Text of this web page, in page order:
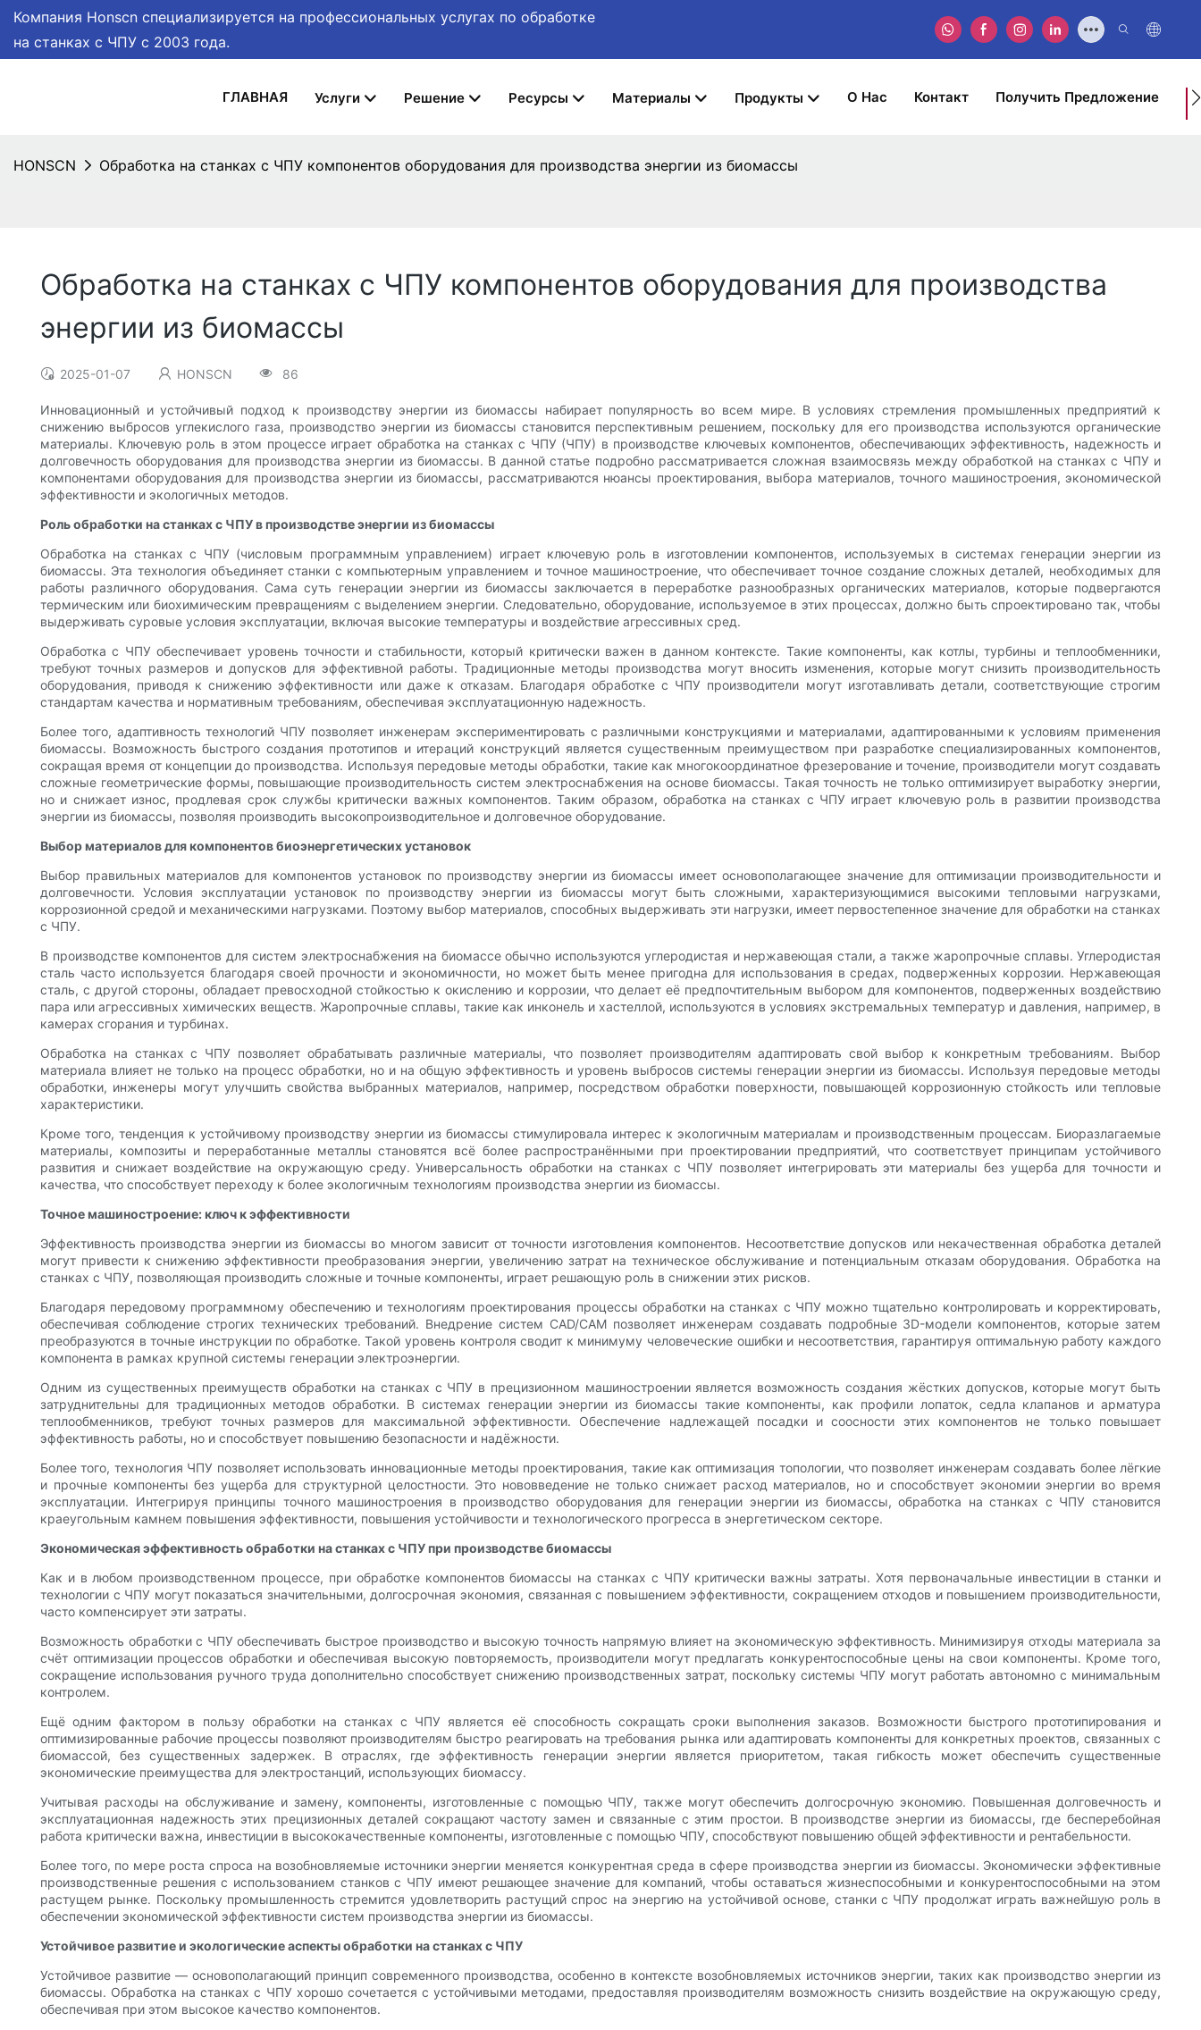
Компания Honscn специализируется на профессиональных услугах по обработке
на станках с ЧПУ с 2003 года.
ГЛАВНАЯ Услуги Решение Ресурсы Материалы Продукты О Нас Контакт Получить Предложение
HONSCN Обработка на станках с ЧПУ компонентов оборудования для производства энергии из биомассы
Обработка на станках с ЧПУ компонентов оборудования для производства
энергии из биомассы
2025-01-07 HONSCN 86
Инновационный и устойчивый подход к производству энергии из биомассы набирает популярность во всем мире. В условиях стремления промышленных предприятий к
снижению выбросов углекислого газа, производство энергии из биомассы становится перспективным решением, поскольку для его производства используются органические
материалы. Ключевую роль в этом процессе играет обработка на станках с ЧПУ (ЧПУ) в производстве ключевых компонентов, обеспечивающих эффективность, надежность и
долговечность оборудования для производства энергии из биомассы. В данной статье подробно рассматривается сложная взаимосвязь между обработкой на станках с ЧПУ и
компонентами оборудования для производства энергии из биомассы, рассматриваются нюансы проектирования, выбора материалов, точного машиностроения, экономической
эффективности и экологичных методов.
Роль обработки на станках с ЧПУ в производстве энергии из биомассы
Обработка на станках с ЧПУ (числовым программным управлением) играет ключевую роль в изготовлении компонентов, используемых в системах генерации энергии из
биомассы. Эта технология объединяет станки с компьютерным управлением и точное машиностроение, что обеспечивает точное создание сложных деталей, необходимых для
работы различного оборудования. Сама суть генерации энергии из биомассы заключается в переработке разнообразных органических материалов, которые подвергаются
термическим или биохимическим превращениям с выделением энергии. Следовательно, оборудование, используемое в этих процессах, должно быть спроектировано так, чтобы
выдерживать суровые условия эксплуатации, включая высокие температуры и воздействие агрессивных сред.
Обработка с ЧПУ обеспечивает уровень точности и стабильности, который критически важен в данном контексте. Такие компоненты, как котлы, турбины и теплообменники,
требуют точных размеров и допусков для эффективной работы. Традиционные методы производства могут вносить изменения, которые могут снизить производительность
оборудования, приводя к снижению эффективности или даже к отказам. Благодаря обработке с ЧПУ производители могут изготавливать детали, соответствующие строгим
стандартам качества и нормативным требованиям, обеспечивая эксплуатационную надежность.
Более того, адаптивность технологий ЧПУ позволяет инженерам экспериментировать с различными конструкциями и материалами, адаптированными к условиям применения
биомассы. Возможность быстрого создания прототипов и итераций конструкций является существенным преимуществом при разработке специализированных компонентов,
сокращая время от концепции до производства. Используя передовые методы обработки, такие как многокоординатное фрезерование и точение, производители могут создавать
сложные геометрические формы, повышающие производительность систем электроснабжения на основе биомассы. Такая точность не только оптимизирует выработку энергии,
но и снижает износ, продлевая срок службы критически важных компонентов. Таким образом, обработка на станках с ЧПУ играет ключевую роль в развитии производства
энергии из биомассы, позволяя производить высокопроизводительное и долговечное оборудование.
Выбор материалов для компонентов биоэнергетических установок
Выбор правильных материалов для компонентов установок по производству энергии из биомассы имеет основополагающее значение для оптимизации производительности и
долговечности. Условия эксплуатации установок по производству энергии из биомассы могут быть сложными, характеризующимися высокими тепловыми нагрузками,
коррозионной средой и механическими нагрузками. Поэтому выбор материалов, способных выдерживать эти нагрузки, имеет первостепенное значение для обработки на станках
с ЧПУ.
В производстве компонентов для систем электроснабжения на биомассе обычно используются углеродистая и нержавеющая стали, а также жаропрочные сплавы. Углеродистая
сталь часто используется благодаря своей прочности и экономичности, но может быть менее пригодна для использования в средах, подверженных коррозии. Нержавеющая
сталь, с другой стороны, обладает превосходной стойкостью к окислению и коррозии, что делает её предпочтительным выбором для компонентов, подверженных воздействию
пара или агрессивных химических веществ. Жаропрочные сплавы, такие как инконель и хастеллой, используются в условиях экстремальных температур и давления, например, в
камерах сгорания и турбинах.
Обработка на станках с ЧПУ позволяет обрабатывать различные материалы, что позволяет производителям адаптировать свой выбор к конкретным требованиям. Выбор
материала влияет не только на процесс обработки, но и на общую эффективность и уровень выбросов системы генерации энергии из биомассы. Используя передовые методы
обработки, инженеры могут улучшить свойства выбранных материалов, например, посредством обработки поверхности, повышающей коррозионную стойкость или тепловые
характеристики.
Кроме того, тенденция к устойчивому производству энергии из биомассы стимулировала интерес к экологичным материалам и производственным процессам. Биоразлагаемые
материалы, композиты и переработанные металлы становятся всё более распространёнными при проектировании предприятий, что соответствует принципам устойчивого
развития и снижает воздействие на окружающую среду. Универсальность обработки на станках с ЧПУ позволяет интегрировать эти материалы без ущерба для точности и
качества, что способствует переходу к более экологичным технологиям производства энергии из биомассы.
Точное машиностроение: ключ к эффективности
Эффективность производства энергии из биомассы во многом зависит от точности изготовления компонентов. Несоответствие допусков или некачественная обработка деталей
могут привести к снижению эффективности преобразования энергии, увеличению затрат на техническое обслуживание и потенциальным отказам оборудования. Обработка на
станках с ЧПУ, позволяющая производить сложные и точные компоненты, играет решающую роль в снижении этих рисков.
Благодаря передовому программному обеспечению и технологиям проектирования процессы обработки на станках с ЧПУ можно тщательно контролировать и корректировать,
обеспечивая соблюдение строгих технических требований. Внедрение систем CAD/CAM позволяет инженерам создавать подробные 3D-модели компонентов, которые затем
преобразуются в точные инструкции по обработке. Такой уровень контроля сводит к минимуму человеческие ошибки и несоответствия, гарантируя оптимальную работу каждого
компонента в рамках крупной системы генерации электроэнергии.
Одним из существенных преимуществ обработки на станках с ЧПУ в прецизионном машиностроении является возможность создания жёстких допусков, которые могут быть
затруднительны для традиционных методов обработки. В системах генерации энергии из биомассы такие компоненты, как профили лопаток, седла клапанов и арматура
теплообменников, требуют точных размеров для максимальной эффективности. Обеспечение надлежащей посадки и соосности этих компонентов не только повышает
эффективность работы, но и способствует повышению безопасности и надёжности.
Более того, технология ЧПУ позволяет использовать инновационные методы проектирования, такие как оптимизация топологии, что позволяет инженерам создавать более лёгкие
и прочные компоненты без ущерба для структурной целостности. Это нововведение не только снижает расход материалов, но и способствует экономии энергии во время
эксплуатации. Интегрируя принципы точного машиностроения в производство оборудования для генерации энергии из биомассы, обработка на станках с ЧПУ становится
краеугольным камнем повышения эффективности, повышения устойчивости и технологического прогресса в энергетическом секторе.
Экономическая эффективность обработки на станках с ЧПУ при производстве биомассы
Как и в любом производственном процессе, при обработке компонентов биомассы на станках с ЧПУ критически важны затраты. Хотя первоначальные инвестиции в станки и
технологии с ЧПУ могут показаться значительными, долгосрочная экономия, связанная с повышением эффективности, сокращением отходов и повышением производительности,
часто компенсирует эти затраты.
Возможность обработки с ЧПУ обеспечивать быстрое производство и высокую точность напрямую влияет на экономическую эффективность. Минимизируя отходы материала за
счёт оптимизации процессов обработки и обеспечивая высокую повторяемость, производители могут предлагать конкурентоспособные цены на свои компоненты. Кроме того,
сокращение использования ручного труда дополнительно способствует снижению производственных затрат, поскольку системы ЧПУ могут работать автономно с минимальным
контролем.
Ещё одним фактором в пользу обработки на станках с ЧПУ является её способность сокращать сроки выполнения заказов. Возможности быстрого прототипирования и
оптимизированные рабочие процессы позволяют производителям быстро реагировать на требования рынка или адаптировать компоненты для конкретных проектов, связанных с
биомассой, без существенных задержек. В отраслях, где эффективность генерации энергии является приоритетом, такая гибкость может обеспечить существенные
экономические преимущества для электростанций, использующих биомассу.
Учитывая расходы на обслуживание и замену, компоненты, изготовленные с помощью ЧПУ, также могут обеспечить долгосрочную экономию. Повышенная долговечность и
эксплуатационная надежность этих прецизионных деталей сокращают частоту замен и связанные с этим простои. В производстве энергии из биомассы, где бесперебойная
работа критически важна, инвестиции в высококачественные компоненты, изготовленные с помощью ЧПУ, способствуют повышению общей эффективности и рентабельности.
Более того, по мере роста спроса на возобновляемые источники энергии меняется конкурентная среда в сфере производства энергии из биомассы. Экономически эффективные
производственные решения с использованием станков с ЧПУ имеют решающее значение для компаний, чтобы оставаться жизнеспособными и конкурентоспособными на этом
растущем рынке. Поскольку промышленность стремится удовлетворить растущий спрос на энергию на устойчивой основе, станки с ЧПУ продолжат играть важнейшую роль в
обеспечении экономической эффективности систем производства энергии из биомассы.
Устойчивое развитие и экологические аспекты обработки на станках с ЧПУ
Устойчивое развитие — основополагающий принцип современного производства, особенно в контексте возобновляемых источников энергии, таких как производство энергии из
биомассы. Обработка на станках с ЧПУ хорошо сочетается с устойчивыми методами, предоставляя производителям возможность снизить воздействие на окружающую среду,
обеспечивая при этом высокое качество компонентов.